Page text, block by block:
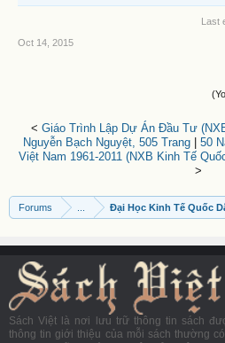
Oct 14, 2015
< Giáo Trình Lập Dự Án Đầu Tư
Nguyễn Bạch Nguyệt, 505 Trang| 50
Việt Nam 1961-2011 (NXB Kinh Tế
>
Forums Đại Học Kinh Tế Quốc
Sách Việt là nơi lưu trữ thông tin sách
thông tin giới thiệu của mỗi sách thường